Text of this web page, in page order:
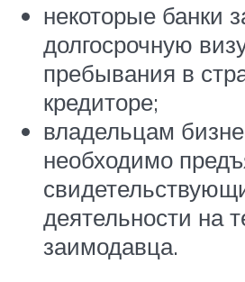
некоторые банки
долгосрочную
пребывания в
кредиторе;
владельцам
необходимо
деятельности на
заимодавца.